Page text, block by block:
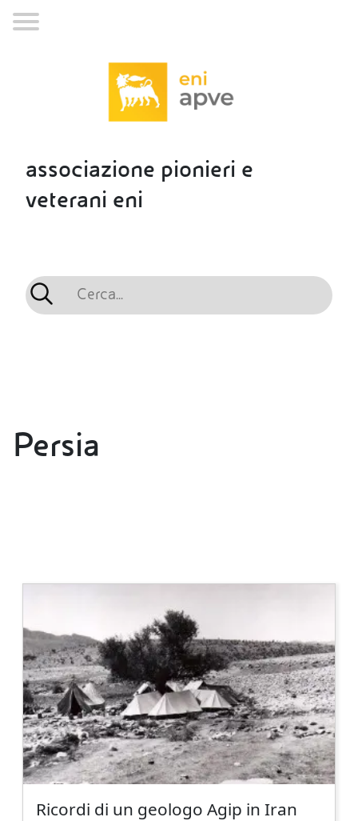
associazione pionieri e
veterani eni
Persia
Ricordi di un geologo Agip in Iran